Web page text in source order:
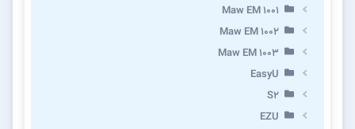
Maw EM 1001
Maw EM 1002
Maw EM 1003
EasyU
S2
EZU